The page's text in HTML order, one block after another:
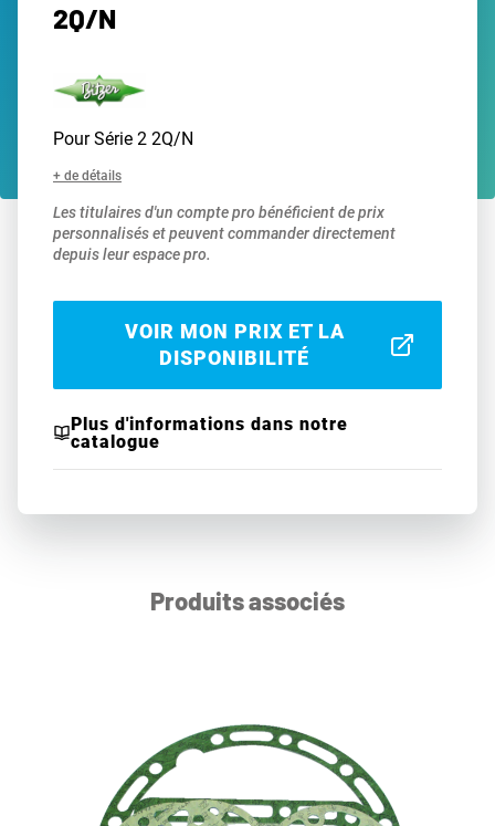
2Q/N
Pour Série 2 2Q/N
+ de détails
Les titulaires d'un compte pro bénéficient de prix
personnalisés et peuvent commander directement
depuis leur espace pro.
VOIR MON PRIX ET LA
DISPONIBILITÉ
Plus d'informations dans notre
catalogue
Produits associés